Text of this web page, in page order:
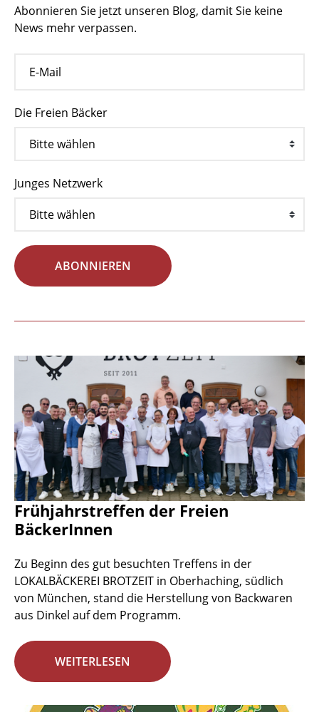
Abonnieren Sie jetzt unseren Blog, damit Sie keine
News mehr verpassen.
Die Freien Bäcker
Junges Netzwerk
ABONNIEREN
Frühjahrstreffen der Freien
BäckerInnen
Zu Beginn des gut besuchten Treffens in der
LOKALBÄCKEREI BROTZEIT in Oberhaching, südlich
von München, stand die Herstellung von Backwaren
aus Dinkel auf dem Programm.
WEITERLESEN